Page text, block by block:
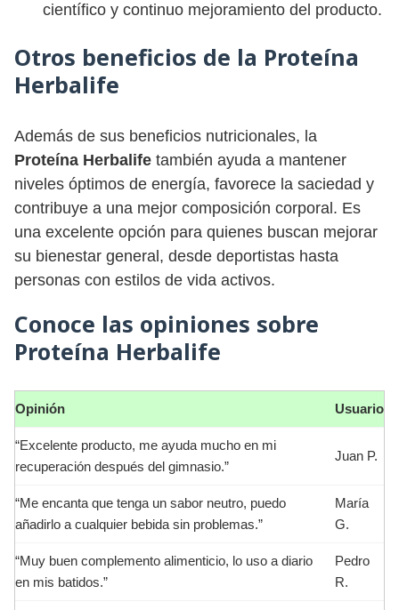
científico y continuo mejoramiento del producto.
Otros beneficios de la Proteína
Herbalife
Además de sus beneficios nutricionales, la
Proteína Herbalife también ayuda a mantener
niveles óptimos de energía, favorece la saciedad y
contribuye a una mejor composición corporal. Es
una excelente opción para quienes buscan mejorar
su bienestar general, desde deportistas hasta
personas con estilos de vida activos.
Conoce las opiniones sobre
Proteína Herbalife
Opinión Usuario
“Excelente producto, me ayuda mucho en mi
recuperación después del gimnasio.”
Juan P.
“Me encanta que tenga un sabor neutro, puedo
añadirlo a cualquier bebida sin problemas.”
María
G.
“Muy buen complemento alimenticio, lo uso a diario
en mis batidos.”
Pedro
R.